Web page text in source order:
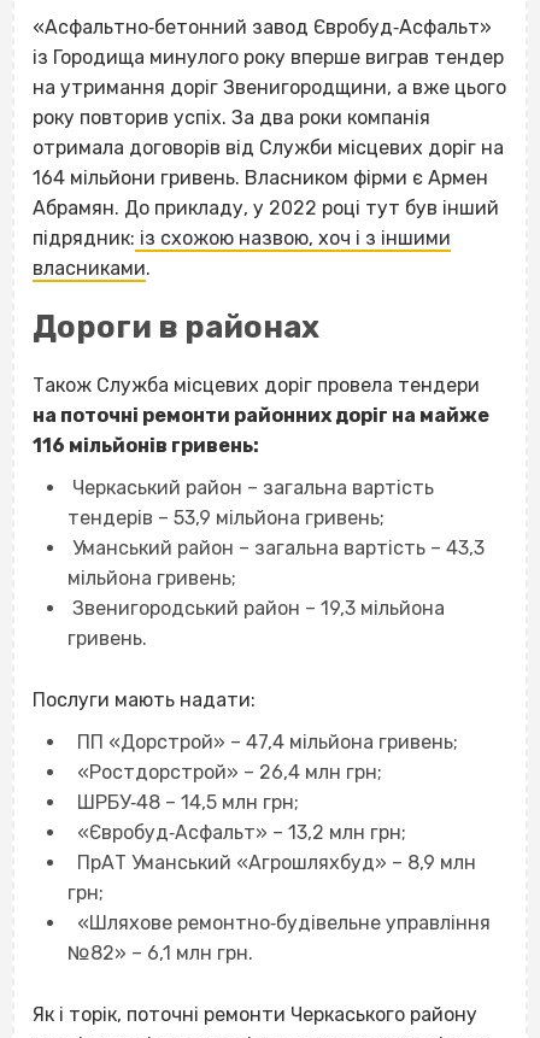
«Асфальтно‐бетонний завод Євробуд‐Асфальт»
із Городища минулого року вперше виграв тендер
на утримання доріг Звенигородщини, а вже цього
року повторив успіх. За два роки компанія
отримала договорів від Служби місцевих доріг на
164 мільйони гривень. Власником фірми є Армен
Абрамян. До прикладу, у 2022 році тут був інший
підрядник: із схожою назвою, хоч і з іншими
власниками.
Дороги в районах
Також Служба місцевих доріг провела тендери
на поточні ремонти районних доріг на майже
116 мільйонів гривень:
Черкаський район – загальна вартість
тендерів – 53,9 мільйона гривень;
Уманський район – загальна вартість – 43,3
мільйона гривень;
Звенигородський район – 19,3 мільйона
гривень.
Послуги мають надати:
ПП «Дорстрой» – 47,4 мільйона гривень;
«Ростдорстрой» – 26,4 млн грн;
ШРБУ‐48 – 14,5 млн грн;
«Євробуд‐Асфальт» – 13,2 млн грн;
ПрАТ Уманський «Агрошляхбуд» – 8,9 млн
грн;
«Шляхове ремонтно‐будівельне управління
№82» – 6,1 млн грн.
Як і торік, поточні ремонти Черкаського району